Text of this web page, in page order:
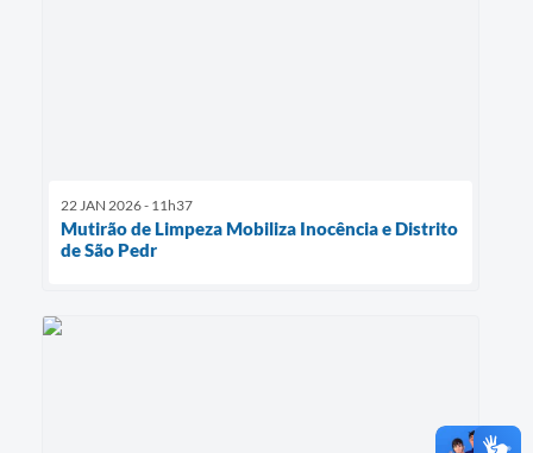
22 JAN 2026 - 11h37
Mutirão de Limpeza Mobiliza Inocência e Distrito
de São Pedr